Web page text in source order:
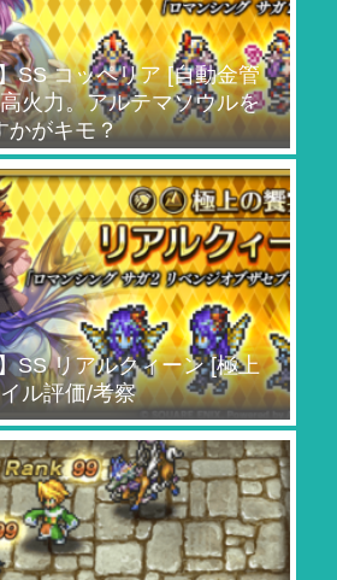
SS コッペリア [自動金管
火力。アルテマソウルを
かがキモ？
SS リアルクィーン [極上
ル評価/考察